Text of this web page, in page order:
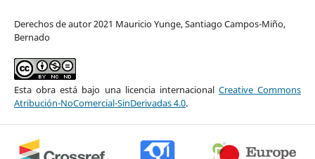
Derechos de autor 2021 Mauricio Yunge, Santiago Campos-Miño,
Bernado
Esta obra está bajo una licencia internacional Creative Commons
Atribución-NoComercial-SinDerivadas 4.0.